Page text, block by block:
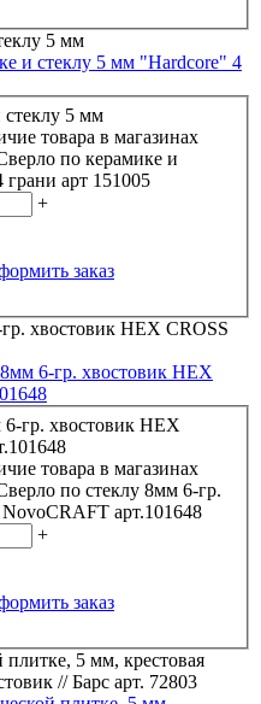
и стеклу 5 мм "Hardcore" 4
товара в магазинах
по керамике и
арт 151005
+
заказ
6-гр. хвостовик HEX
товара в магазинах
по стеклу 8мм 6-гр.
хвостовик HEX CROSS NovoCRAFT арт.101648
+
заказ